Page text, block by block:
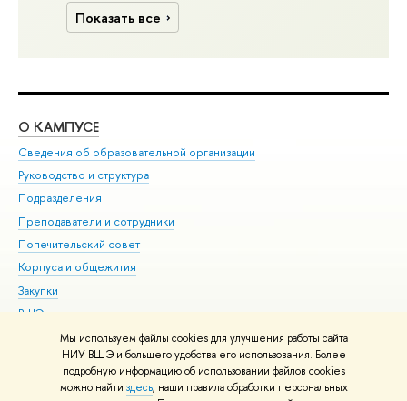
Мы используем файлы cookies для улучшения работы сайта
НИУ ВШЭ и большего удобства его использования. Более
подробную информацию об использовании файлов cookies
можно найти здесь, наши правила обработки персональных
Показать все
О КАМПУСЕ
Сведения об образовательной организации
Руководство и структура
Подразделения
Преподаватели и сотрудники
Попечительский совет
Корпуса и общежития
Закупки
ВШЭ для студентов с ограниченными возможностями
здоровья и инвалидностью
Версия для слабовидящих
Единая платежная страница